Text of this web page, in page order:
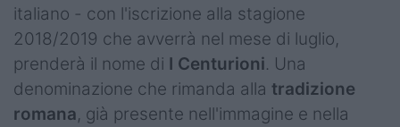
italiano - con l'iscrizione alla stagione
2018/2019 che avverrà nel mese di luglio,
prenderà il nome di I Centurioni. Una
denominazione che rimanda alla tradizione
romana, già presente nell'immagine e nella